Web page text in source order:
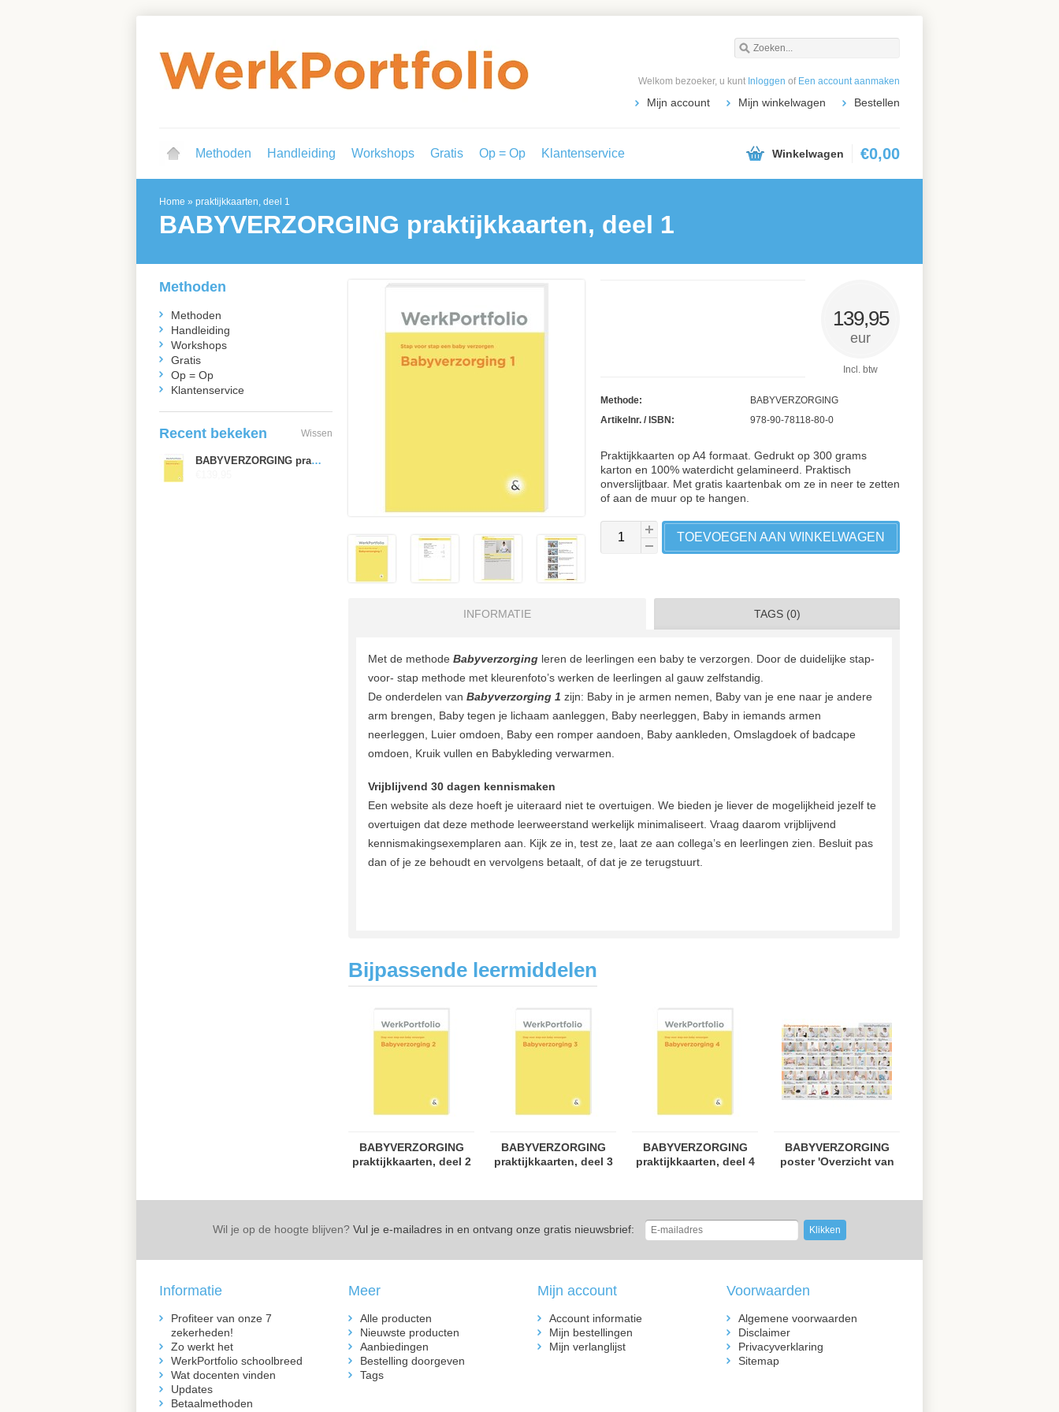
Welkom bezoeker, u kunt Inloggen of Een account aanmaken
Mijn account Mijn winkelwagen Bestellen
Methoden Handleiding Workshops Gratis Op = Op Klantenservice Winkelwagen €0,00
Home » praktijkkaarten, deel 1
BABYVERZORGING praktijkkaarten, deel 1
139,95
eur
Incl. btw
Methode:
BABYVERZORGING
Artikelnr. / ISBN:
978-90-78118-80-0
Praktijkkaarten op A4 formaat. Gedrukt op 300 grams
karton en 100% waterdicht gelamineerd. Praktisch
onverslijtbaar. Met gratis kaartenbak om ze in neer te zetten
of aan de muur op te hangen.
TOEVOEGEN AAN WINKELWAGEN
INFORMATIE TAGS (0)
Met de methode Babyverzorging leren de leerlingen een baby te verzorgen. Door de duidelijke stap-
voor- stap methode met kleurenfoto’s werken de leerlingen al gauw zelfstandig.
De onderdelen van Babyverzorging 1 zijn: Baby in je armen nemen, Baby van je ene naar je andere
arm brengen, Baby tegen je lichaam aanleggen, Baby neerleggen, Baby in iemands armen
neerleggen, Luier omdoen, Baby een romper aandoen, Baby aankleden, Omslagdoek of badcape
omdoen, Kruik vullen en Babykleding verwarmen.
Vrijblijvend 30 dagen kennismaken
Een website als deze hoeft je uiteraard niet te overtuigen. We bieden je liever de mogelijkheid jezelf te
overtuigen dat deze methode leerweerstand werkelijk minimaliseert. Vraag daarom vrijblijvend
kennismakingsexemplaren aan. Kijk ze in, test ze, laat ze aan collega’s en leerlingen zien. Besluit pas
dan of je ze behoudt en vervolgens betaalt, of dat je ze terugstuurt.
Bijpassende leermiddelen
BABYVERZORGING
praktijkkaarten, deel 2
BABYVERZORGING
praktijkkaarten, deel 3
BABYVERZORGING
praktijkkaarten, deel 4
BABYVERZORGING
poster 'Overzicht van
Methoden
Methoden
Handleiding
Workshops
Gratis
Op = Op
Klantenservice
Recent bekeken Wissen
BABYVERZORGING praktijkkaarten, deel 1
Wil je op de hoogte blijven? Vul je e-mailadres in en ontvang onze gratis nieuwsbrief: Klikken
Informatie
Profiteer van onze 7
zekerheden!
Zo werkt het
WerkPortfolio schoolbreed
Wat docenten vinden
Updates
Betaalmethoden
Meer
Alle producten
Nieuwste producten
Aanbiedingen
Bestelling doorgeven
Tags
Mijn account
Account informatie
Mijn bestellingen
Mijn verlanglijst
Voorwaarden
Algemene voorwaarden
Disclaimer
Privacyverklaring
Sitemap